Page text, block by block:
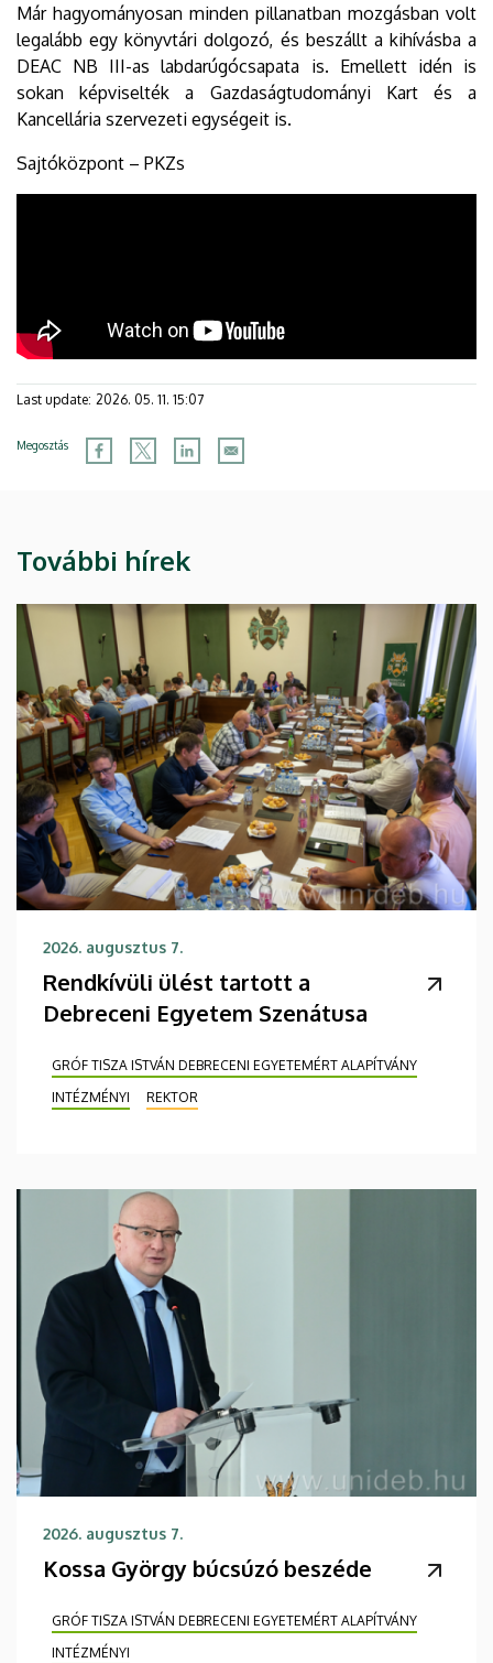
Már hagyományosan minden pillanatban mozgásban volt
legalább egy könyvtári dolgozó, és beszállt a kihívásba a
DEAC NB III-as labdarúgócsapata is. Emellett idén is
sokan képviselték a Gazdaságtudományi Kart és a
Kancellária szervezeti egységeit is.
Sajtóközpont – PKZs
Last update: 2026. 05. 11. 15:07
Megosztás
További hírek
2026. augusztus 7.
Rendkívüli ülést tartott a
Debreceni Egyetem Szenátusa
GRÓF TISZA ISTVÁN DEBRECENI EGYETEMÉRT ALAPÍTVÁNY
INTÉZMÉNYI
REKTOR
2026. augusztus 7.
Kossa György búcsúzó beszéde
GRÓF TISZA ISTVÁN DEBRECENI EGYETEMÉRT ALAPÍTVÁNY
INTÉZMÉNYI